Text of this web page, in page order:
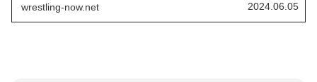
たいた選手たちの中にも、ビンスに対して複雑な
ンはまさにそれに当てはまる人物です。最新のイ
wrestling-now.net 2024.06.05